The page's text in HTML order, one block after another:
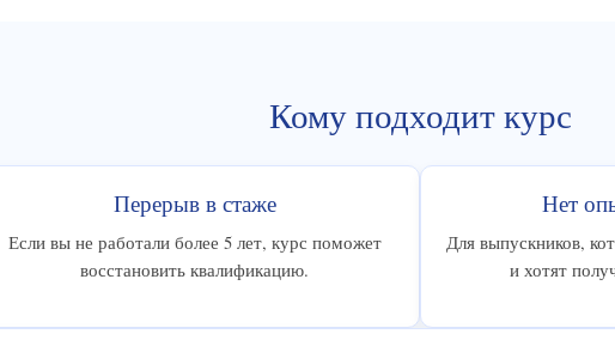
Кому подходит курс
Перерыв в стаже
Если вы не работали более 5 лет, курс поможет
восстановить квалификацию.
Нет
Для выпускников,
и хотят